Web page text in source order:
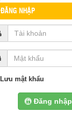
ĐĂNG NHẬP
Lưu mật khẩu
Đăng nhập